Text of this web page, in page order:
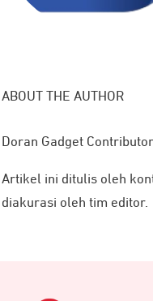
ABOUT THE AUTHOR
Doran Gadget Contributor
Artikel ini ditulis oleh
diakurasi oleh tim editor.